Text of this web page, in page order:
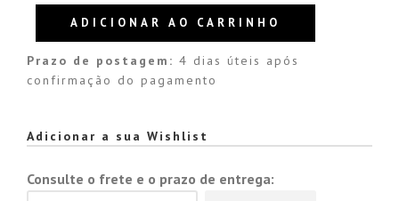
ADICIONAR AO CARRINHO
Prazo de postagem: 4 dias úteis após
confirmação do pagamento
Alternative:
Adicionar a sua Wishlist
Consulte o frete e o prazo de entrega: